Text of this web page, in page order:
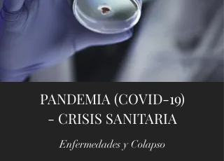
- CRISIS SANITARIA